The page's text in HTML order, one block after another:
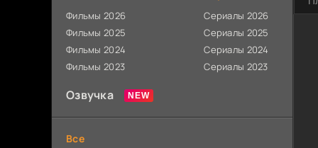
Фильмы 2026
Фильмы 2025
Фильмы 2024
Фильмы 2023
Сериалы 2026
Сериалы 2025
Сериалы 2024
Сериалы 2023
Озвучка
Все